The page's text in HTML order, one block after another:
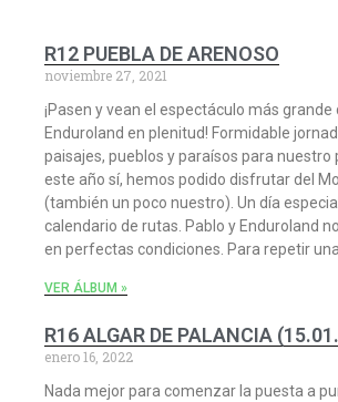
R12 PUEBLA DE ARENOSO
noviembre 27, 2021
¡Pasen y vean el espectáculo más
Enduroland en plenitud! Formidable
paisajes, pueblos y paraísos para nuestro
este año sí, hemos podido disfrutar del
(también un poco nuestro). Un día
calendario de rutas. Pablo y Enduroland
en perfectas condiciones. Para repetir
VER ÁLBUM »
R16 ALGAR DE PALANCIA
enero 16, 2022
Nada mejor para comenzar la puesta a